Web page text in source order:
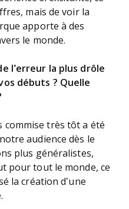
mais de voir la
apporte à des
le monde.
l’erreur la plus drôle
débuts ? Quelle
commise très tôt a été
audience dès le
plus généralistes,
pour tout le monde, ce
la création d’une